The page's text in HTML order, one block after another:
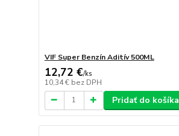
VIF Super Benzín Aditív 500ML
12,72 €/ks
10,34 € bez DPH
Pridať do košíka